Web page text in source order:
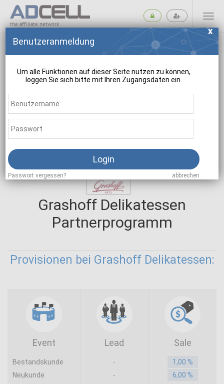
the affiliate network
Grashoff Delikatessen
Partnerprogramm
Provisionen bei Grashoff Delikatessen:
Event Lead Sale
Bestandskunde -
1,00 %
Neukunde
- 6,00 %
Benutzeranmeldung
Um alle Funktionen auf dieser Seite nutzen zu können,
loggen Sie sich bitte mit Ihren Zugangsdaten ein.
Login
Passwort vergessen? abbrechen